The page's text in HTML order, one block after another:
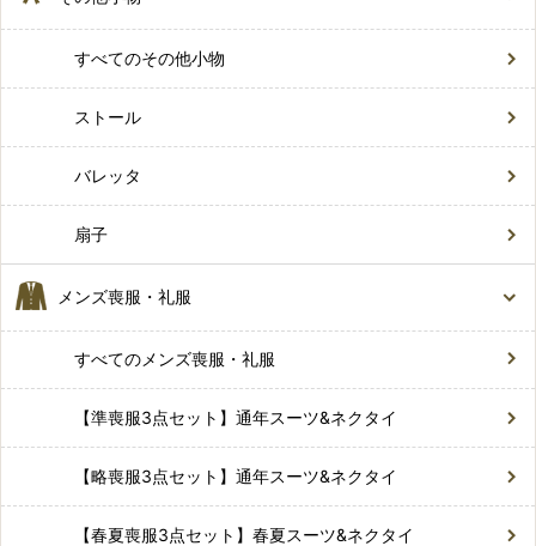
すべてのその他小物
ストール
バレッタ
扇子
メンズ喪服・礼服
すべてのメンズ喪服・礼服
【準喪服3点セット】通年スーツ&ネクタイ
【略喪服3点セット】通年スーツ&ネクタイ
【春夏喪服3点セット】春夏スーツ&ネクタイ